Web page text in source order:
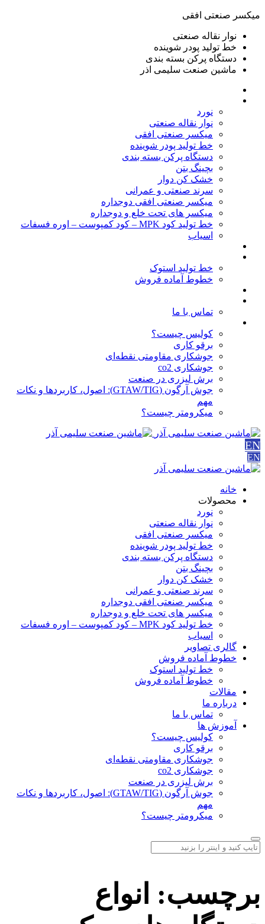
ميكسر صنعتی افقی
نوار نقاله صنعتی
خط تولید پودر شوينده
دستگاه پرکن بسته بندی
ماشين صنعت سليمی اذر
نورد
نوار نقاله صنعتی
ميكسر صنعتی افقی
خط تولید پودر شوينده
دستگاه پرکن بسته بندی
بچينگ بتن
خشک کن دوار
سرند صنعتی و عمرانی
میکسر صنعتی افقی دوجداره
میکسر های تحت خلع و دوجداره
خط تولید کود MPK – کود کمپوست – اوره فسفات
اسیاب
خط تولید استوک
خطوط آماده فروش
تماس با ما
کولیس چیست؟
برقو کاری
جوشکاری مقاومتی نقطه‌ای
جوشکاری co2
برش لیزری در صنعت
جوش آرگون (GTAW/TIG): اصول، کاربردها و نکات
مهم
میکرومتر چیست؟
EN
EN
خانه
محصولات
نورد
نوار نقاله صنعتی
ميكسر صنعتی افقی
خط تولید پودر شوينده
دستگاه پرکن بسته بندی
بچينگ بتن
خشک کن دوار
سرند صنعتی و عمرانی
میکسر صنعتی افقی دوجداره
میکسر های تحت خلع و دوجداره
خط تولید کود MPK – کود کمپوست – اوره فسفات
اسیاب
گالری تصاویر
خطوط آماده فروش
خط تولید استوک
خطوط آماده فروش
مقالات
درباره ما
تماس با ما
آموزش ها
کولیس چیست؟
برقو کاری
جوشکاری مقاومتی نقطه‌ای
جوشکاری co2
برش لیزری در صنعت
جوش آرگون (GTAW/TIG): اصول، کاربردها و نکات
مهم
میکرومتر چیست؟
برچسب: انواع